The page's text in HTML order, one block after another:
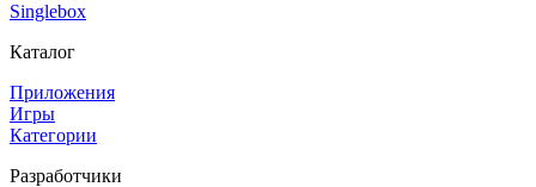
Singlebox
Каталог
Приложения
Игры
Категории
Разработчики